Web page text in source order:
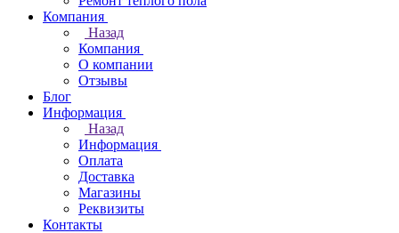
Компания
Назад
Компания
О компании
Отзывы
Блог
Информация
Назад
Информация
Оплата
Доставка
Магазины
Реквизиты
Контакты